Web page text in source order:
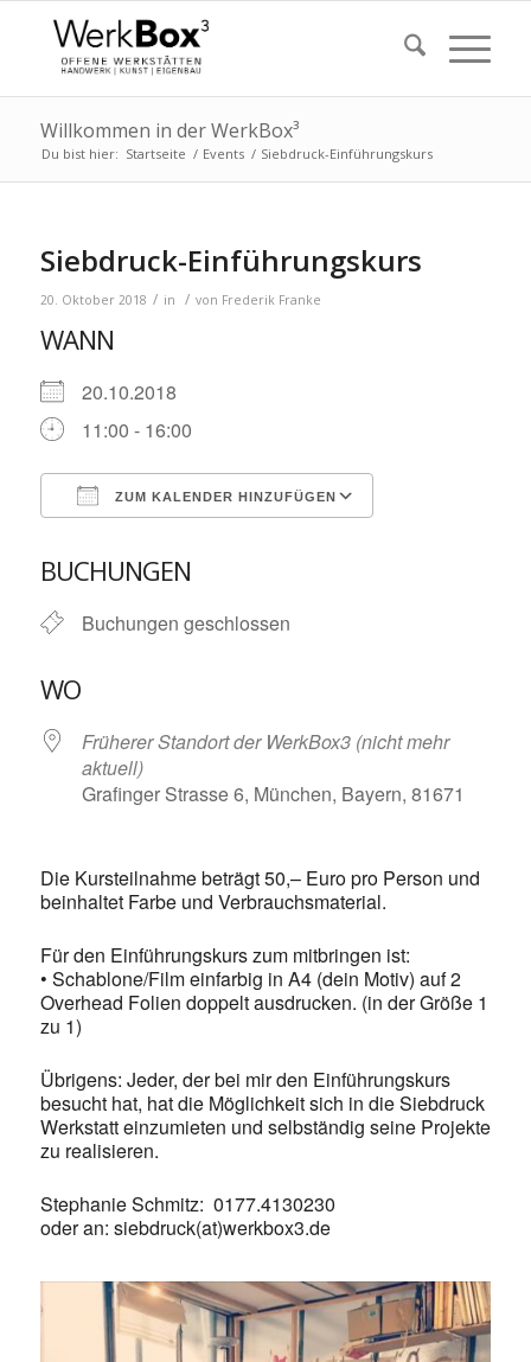
Willkommen in der WerkBox³
Du bist hier: Startseite / Events / Siebdruck-Einführungskurs
Siebdruck-Einführungskurs
20. Oktober 2018 / in / von Frederik Franke
WANN
20.10.2018
11:00 - 16:00
ZUM KALENDER HINZUFÜGEN
BUCHUNGEN
Buchungen geschlossen
WO
Früherer Standort der WerkBox3 (nicht mehr
aktuell)
Grafinger Strasse 6, München, Bayern, 81671
Die Kursteilnahme beträgt 50,– Euro pro Person und
beinhaltet Farbe und Verbrauchsmaterial.
Für den Einführungskurs zum mitbringen ist:
• Schablone/Film einfarbig in A4 (dein Motiv) auf 2
Overhead Folien doppelt ausdrucken. (in der Größe 1
zu 1)
Übrigens: Jeder, der bei mir den Einführungskurs
besucht hat, hat die Möglichkeit sich in die Siebdruck
Werkstatt einzumieten und selbständig seine Projekte
zu realisieren.
Stephanie Schmitz: 0177.4130230
oder an: siebdruck(at)werkbox3.de